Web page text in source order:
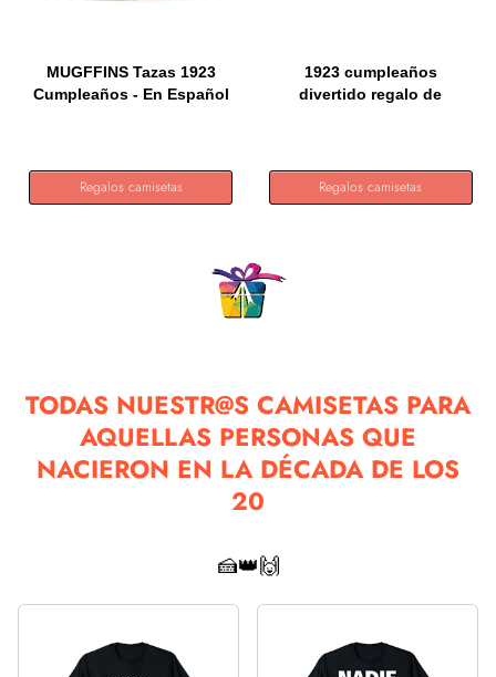
MUGFFINS Tazas 1923
Cumpleaños - En Español
Regalos camisetas
1923 cumpleaños
divertido regalo de
Regalos camisetas
TODAS NUESTR@S CAMISETAS PARA
AQUELLAS PERSONAS QUE
NACIERON EN LA DÉCADA DE LOS
20
🍰👑🙌